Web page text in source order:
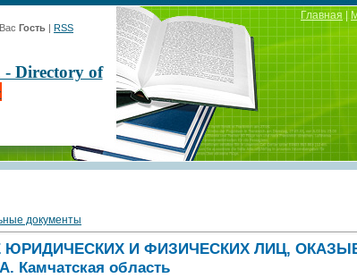
Гость | RSS
Directory of
Главная|
документы
ЮРИДИЧЕСКИХ И ФИЗИЧЕСКИХ ЛИЦ,
область